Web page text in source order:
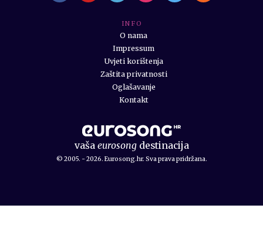
vaša eurosongdestinacija
© 2005. - 2026. Eurosong.hr. Sva prava pridržana.
I N F O
O nama
Impressum
Uvjeti korištenja
Zaštita privatnosti
Oglašavanje
Kontakt